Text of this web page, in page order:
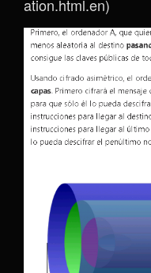
ation.html.en)